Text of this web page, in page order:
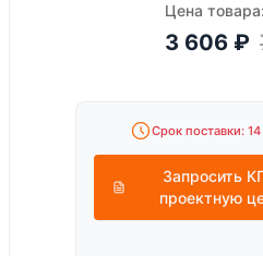
Цена товара:
3 606 ₽
Срок поставки:
Запросить
проектную